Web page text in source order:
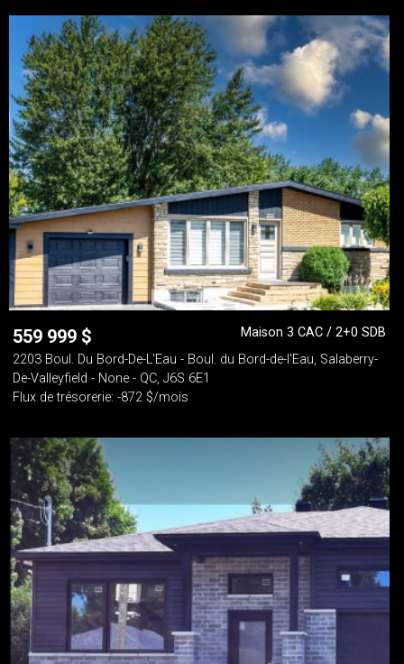
559 999 $
Maison 3 CAC / 2+0 SDB
2203 Boul. Du Bord-De-L'Eau - Boul. du Bord-de-l'Eau, Salaberry-
De-Valleyfield - None - QC, J6S 6E1
Flux de trésorerie: -872 $/mois